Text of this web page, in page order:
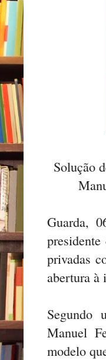
Solução
Guarda,
privadas
abertura à
Segundo
Manuel
modelo